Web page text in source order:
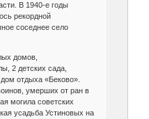
В 1940-е годы
рекордной
соседнее село
домов,
2 детских сада,
отдыха «Беково».
умерших от ран в
могила советских
усадьба Устиновых на